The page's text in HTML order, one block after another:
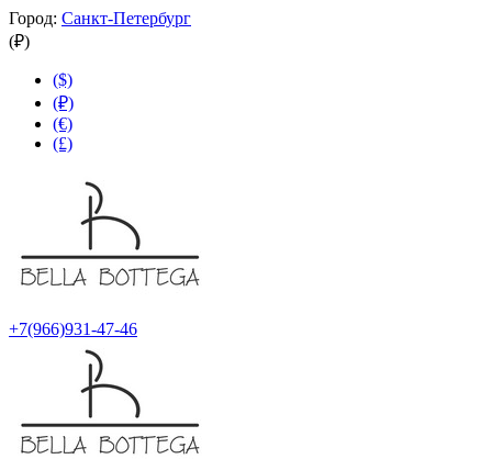
Город: Санкт-Петербург
(₽)
($)
(₽)
(€)
(£)
+7(966)931-47-46